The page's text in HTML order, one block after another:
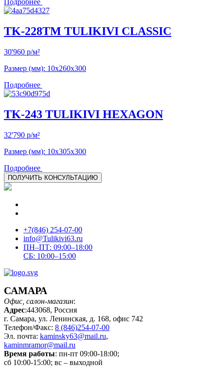
Подробнее
TK-228TM TULIKIVI CLASSIC
30'960 р/м²
Размер (мм): 10х260х300
Подробнее
TK-243 TULIKIVI HEXAGON
32'790 р/м²
Размер (мм): 10х305х300
Подробнее
ПОЛУЧИТЬ КОНСУЛЬТАЦИЮ
+7(846) 254-07-00
info@Tulikivi63.ru
ПН–ПТ: 09:00–18:00
СБ: 10:00–15:00
САМАРА
Офис, салон-магазин:
Адрес:443068, Россия
г. Самара, ул. Ленинская, д. 168, офис 742
Телефон/Факс: 8 (846)254-07-00
Эл. почта: kaminsky63@mail.ru,
kaminmramor@mail.ru
Время работы: пн-пт 09:00-18:00;
сб 10:00-15:00; вс – выходной